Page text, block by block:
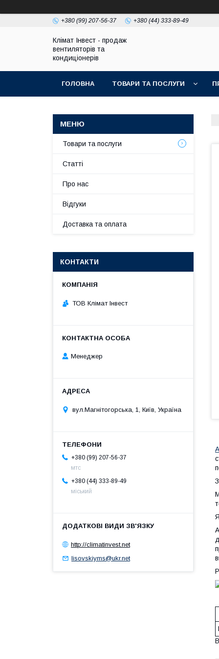
+380 (99) 207-56-37 +380 (44) 333-89-49
Клімат Інвест - продаж
вентиляторів та
кондиціонерів
ГОЛОВНА ТОВАРИ ТА ПОСЛУГИ
Товари та послуги
Статті
Про нас
Відгуки
Доставка та оплата
КОНТАКТИ
ТОВ Клімат Інвест
Менеджер
вул.Магнітогорська, 1, Київ, Україна
+380 (99) 207-56-37
мтс
+380 (44) 333-89-49
міський
http://climatinvest.net
lisovskiyms@ukr.net